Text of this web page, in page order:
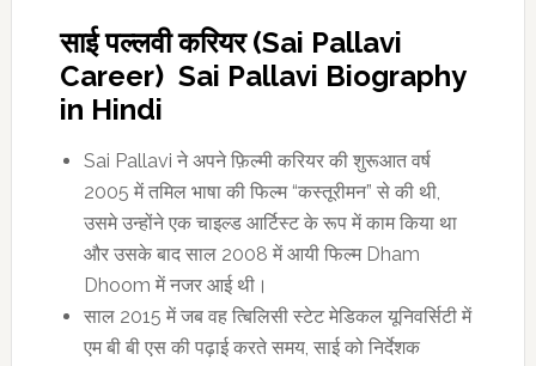
साई पल्लवी करियर (Sai Pallavi
Career) Sai Pallavi Biography
in Hindi
Sai Pallavi ने अपने फ़िल्मी करियर की शुरूआत वर्ष
2005 में तमिल भाषा की फिल्म “कस्तूरीमन” से की थी,
उसमे उन्होंने एक चाइल्ड आर्टिस्ट के रूप में काम किया था
और उसके बाद साल 2008 में आयी फिल्म Dham
Dhoom में नजर आई थी।
साल 2015 में जब वह त्बिलिसी स्टेट मेडिकल यूनिवर्सिटी में
एम बी बी एस की पढ़ाई करते समय, साई को निर्देशक